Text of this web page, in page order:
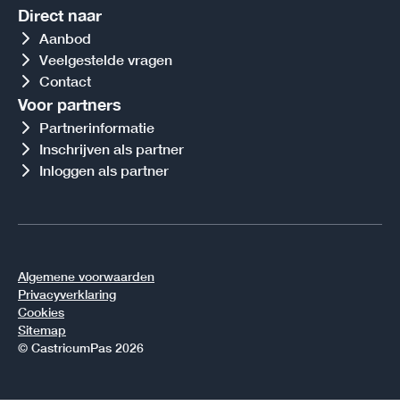
Direct naar
Aanbod
Veelgestelde vragen
Contact
Voor partners
Partnerinformatie
Inschrijven als partner
Inloggen als partner
Algemene voorwaarden
Privacyverklaring
Cookies
Sitemap
© CastricumPas 2026